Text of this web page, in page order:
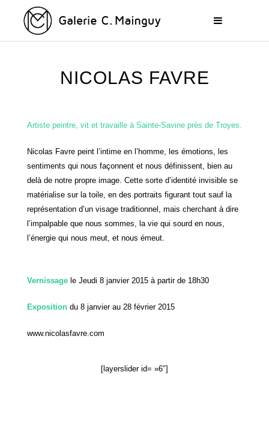
NICOLAS FAVRE
Artiste peintre, vit et travaille à Sainte-Savine près de Troyes.
Nicolas Favre peint l’intime en l’homme, les émotions, les
sentiments qui nous façonnent et nous définissent, bien au
delà de notre propre image. Cette sorte d’identité invisible se
matérialise sur la toile, en des portraits figurant tout sauf la
représentation d’un visage traditionnel, mais cherchant à dire
l’impalpable que nous sommes, la vie qui sourd en nous,
l’énergie qui nous meut, et nous émeut.
Vernissage le Jeudi 8 janvier 2015 à partir de 18h30
Exposition du 8 janvier au 28 février 2015
www.nicolasfavre.com
[layerslider id= »6″]